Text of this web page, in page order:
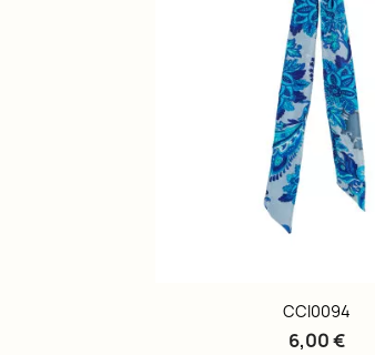
CCI0094
6,00 €